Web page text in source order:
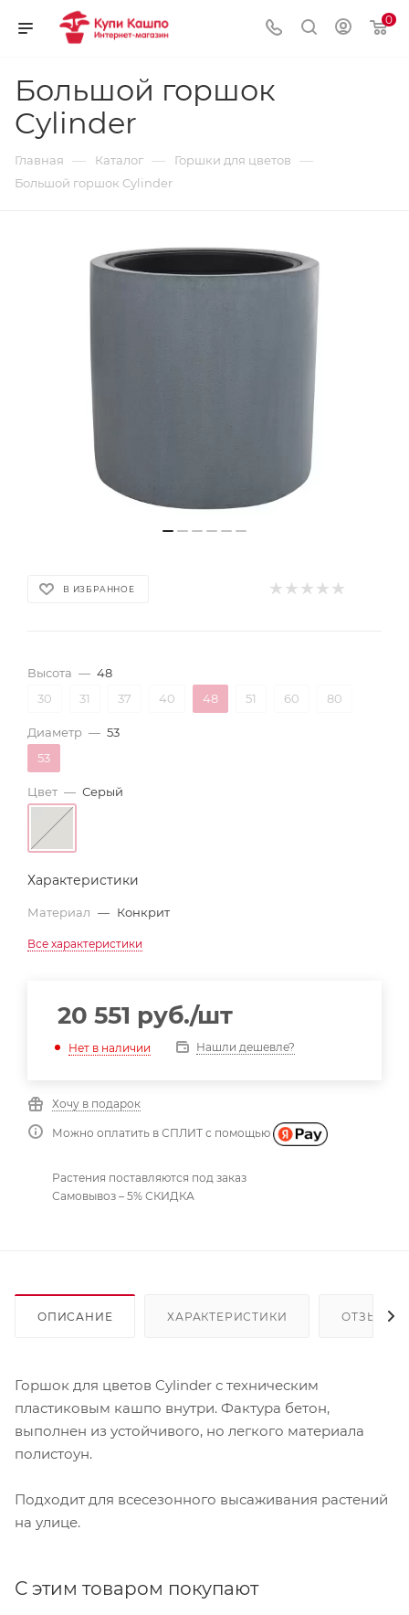
0
Большой горшок
Cylinder
Главная — Каталог — Горшки для цветов —
Большой горшок Cylinder
В ИЗБРАННОЕ
Высота — 48
30
31 37 40 48 51 60 80
Диаметр — 53
53
Цвет — Серый
Характеристики
Материал — Конкрит
Все характеристики
20 551 руб./шт
Нет в наличии Нашли дешевле?
Хочу в подарок
Можно оплатить в СПЛИТ с помощью
Растения поставляются под заказ
Самовывоз – 5% СКИДКА
ОПИСАНИЕ ХАРАКТЕРИСТИКИ ОТЗЫВЫ
Горшок для цветов Cylinder с техническим
пластиковым кашпо внутри. Фактура бетон,
выполнен из устойчивого, но легкого материала
полистоун.
Подходит для всесезонного высаживания растений
на улице.
С этим товаром покупают